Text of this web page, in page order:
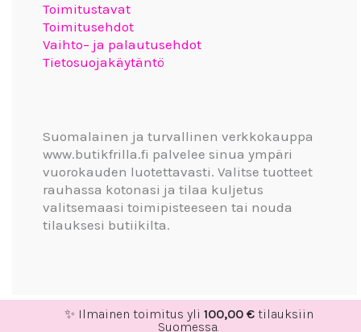
Toimitustavat
Toimitusehdot
Vaihto– ja palautusehdot
Tietosuojakäytäntö
Suomalainen ja turvallinen verkkokauppa
www.butikfrilla.fi palvelee sinua ympäri
vuorokauden luotettavasti. Valitse tuotteet
rauhassa kotonasi ja tilaa kuljetus
valitsemaasi toimipisteeseen tai nouda
tilauksesi butiikilta.
✨ Ilmainen toimitus yli 100,00 €tilauksiin
Suomessa.